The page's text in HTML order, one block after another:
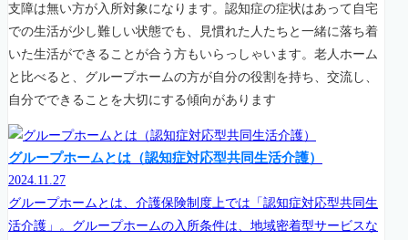
支障は無い方が入所対象になります。認知症の症状はあって自宅
での生活が少し難しい状態でも、見慣れた人たちと一緒に落ち着
いた生活ができることが合う方もいらっしゃいます。老人ホーム
と比べると、グループホームの方が自分の役割を持ち、交流し、
自分でできることを大切にする傾向があります
グループホームとは（認知症対応型共同生活介護）
2024.11.27
グループホームとは、介護保険制度上では「認知症対応型共同生
活介護」。グループホームの入所条件は、地域密着型サービスな